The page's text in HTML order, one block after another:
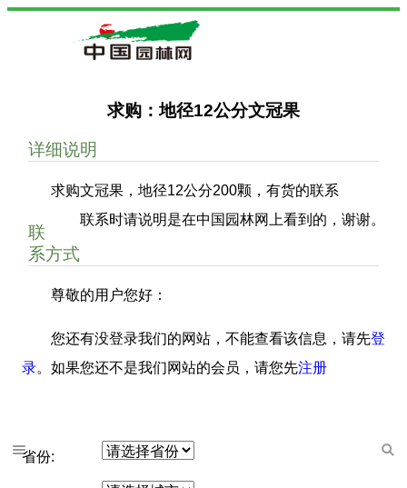
求购：地径12公分文冠果
详细说明
求购文冠果，地径12公分200颗，有货的联系
联系时请说明是在中国园林网上看到的，谢谢。
联
系方式
尊敬的用户您好：
您还有没登录我们的网站，不能查看该信息，请先登
录。如果您还不是我们网站的会员，请您先注册
省份: